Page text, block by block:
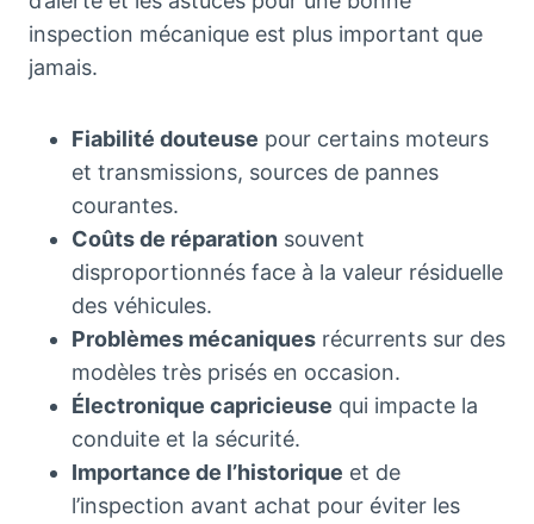
inspection mécanique est plus important que
jamais.
Fiabilité douteuse pour certains moteurs
et transmissions, sources de pannes
courantes.
Coûts de réparation souvent
disproportionnés face à la valeur résiduelle
des véhicules.
Problèmes mécaniques récurrents sur des
modèles très prisés en occasion.
Électronique capricieuse qui impacte la
conduite et la sécurité.
Importance de l’historique et de
l’inspection avant achat pour éviter les